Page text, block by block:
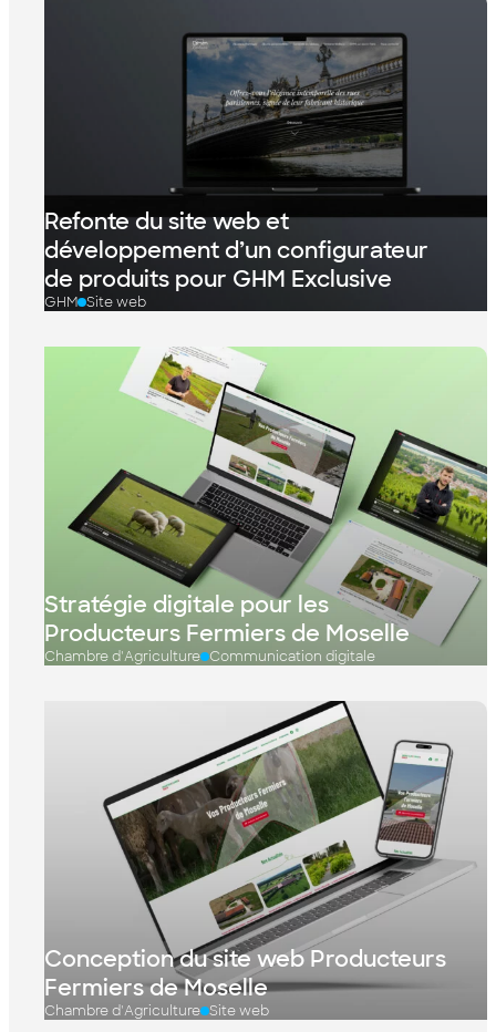
Refonte du site web et
développement d’un configurateur
de produits pour GHM Exclusive
GHM Site web
Stratégie digitale pour les
Producteurs Fermiers de Moselle
Chambre d'Agriculture Communication digitale
Conception du site web Producteurs
Fermiers de Moselle
Chambre d'Agriculture Site web